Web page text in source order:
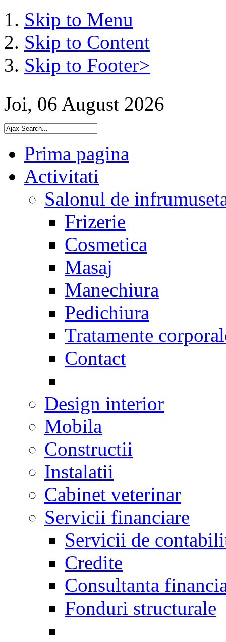
Skip to Menu
Skip to Content
Skip to Footer>
Joi, 06 August 2026
Prima pagina
Activitati
Salonul de
Frizerie
Cosmetica
Masaj
Manechiura
Pedichiura
Tratamente
Contact
Design interior
Mobila
Constructii
Instalatii
Cabinet veterinar
Servicii financiare
Servicii de
Credite
Consultanta
Fonduri structurale